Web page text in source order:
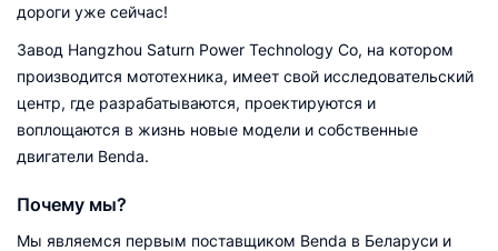
дороги уже сейчас!
Завод Hangzhou Saturn Power Technology Co, на котором
производится мототехника, имеет свой исследовательский
центр, где разрабатываются, проектируются и
воплощаются в жизнь новые модели и собственные
двигатели Benda.
Почему мы?
Мы являемся первым поставщиком Benda в Беларуси и